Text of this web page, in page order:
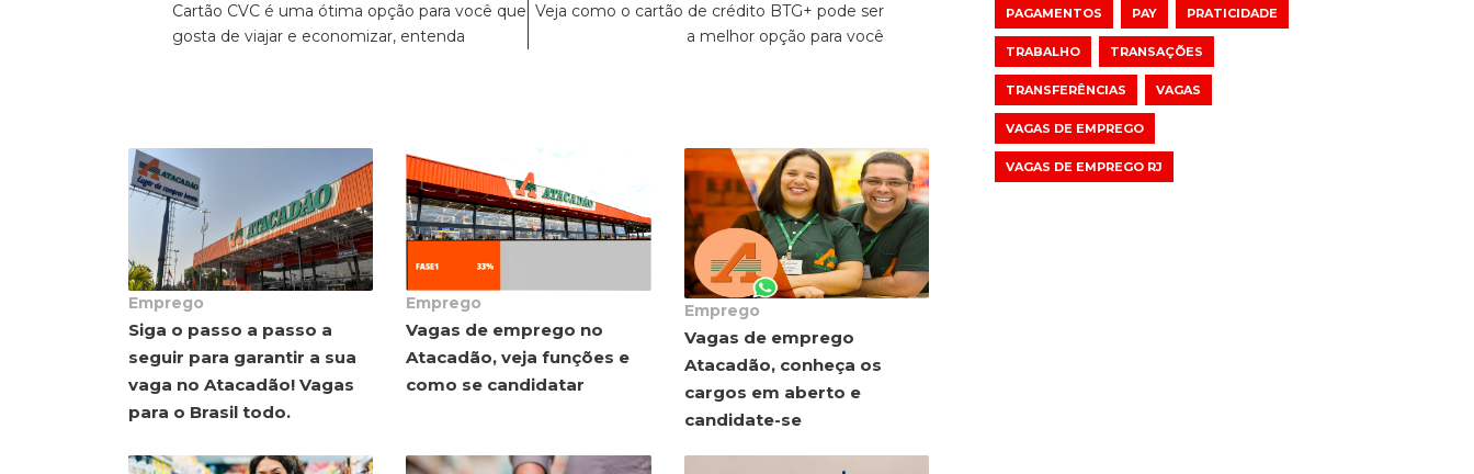
Cartão CVC é uma ótima opção para você que
gosta de viajar e economizar, entenda
Veja como o cartão de crédito BTG+ pode ser
a melhor opção para você
Emprego
Siga o passo a passo a
seguir para garantir a sua
vaga no Atacadão! Vagas
para o Brasil todo.
Emprego
Vagas de emprego no
Atacadão, veja funções e
como se candidatar
Emprego
Vagas de emprego
Atacadão, conheça os
cargos em aberto e
candidate-se
PAGAMENTOS PAY PRATICIDADE
TRABALHO TRANSAÇÕES
TRANSFERÊNCIAS VAGAS
VAGAS DE EMPREGO
VAGAS DE EMPREGO RJ